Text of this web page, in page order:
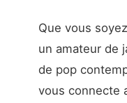
Que vous
un amateur de
de pop
vous connecte